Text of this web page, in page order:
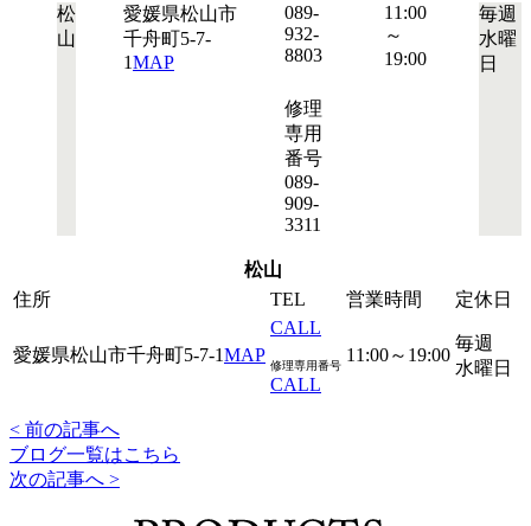
松
山
愛媛県松山市
千舟町5-7-
1MAP
089-
932-
8803
修理
専用
番号
089-
909-
3311
11:00
～
19:00
毎週
水曜
日
松山
住所
TEL 営業時間 定休日
愛媛県松山市千舟町5-7-1MAP
CALL
修理専用番号
CALL
11:00～19:00
毎週
水曜日
< 前の記事へ
ブログ一覧はこちら
次の記事へ >